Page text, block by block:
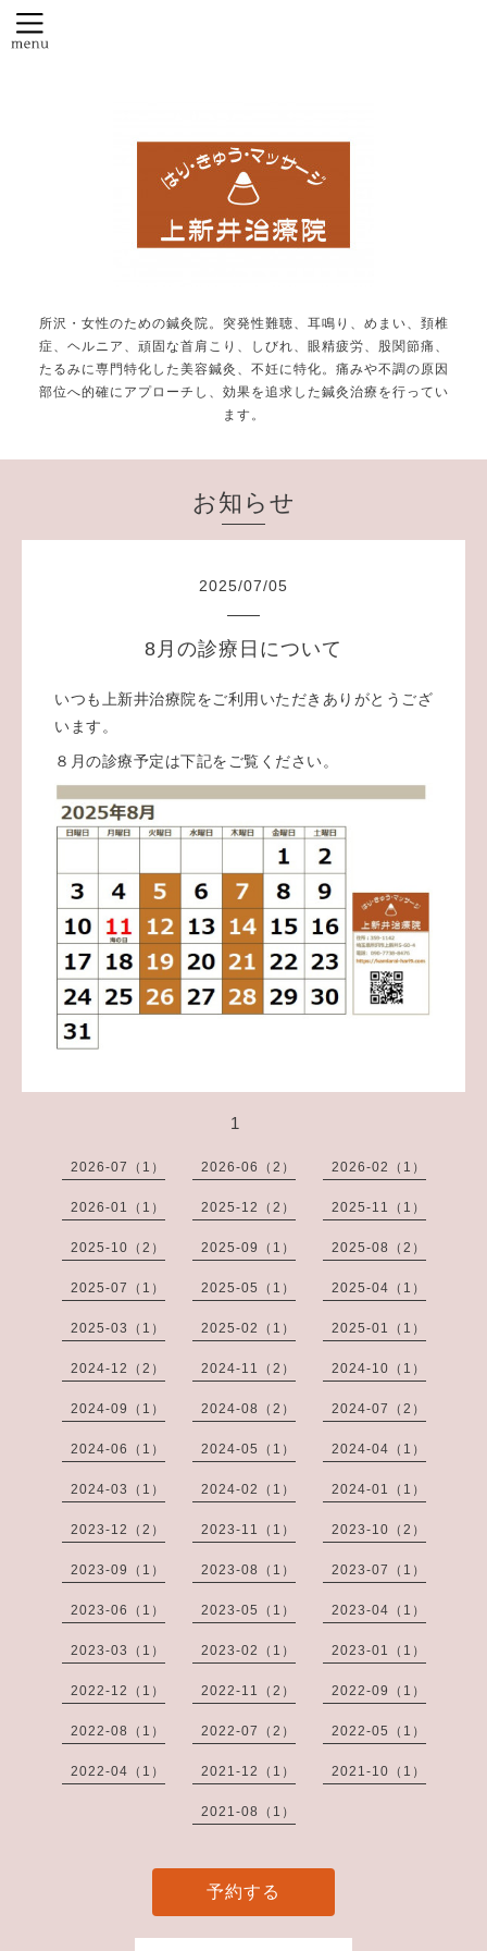
所沢・女性のための鍼灸院。突発性難聴、耳鳴り、めまい、頚椎
症、ヘルニア、頑固な首肩こり、しびれ、眼精疲労、股関節痛、
たるみに専門特化した美容鍼灸、不妊に特化。痛みや不調の原因
部位へ的確にアプローチし、効果を追求した鍼灸治療を行ってい
ます。
お知らせ
2025/07/05
8月の診療日について
いつも上新井治療院をご利用いただきありがとうござ
います。
８月の診療予定は下記をご覧ください。
1
2026-07（1） 2026-06（2） 2026-02（1）
2026-01（1） 2025-12（2） 2025-11（1）
2025-10（2） 2025-09（1） 2025-08（2）
2025-07（1） 2025-05（1） 2025-04（1）
2025-03（1） 2025-02（1） 2025-01（1）
2024-12（2） 2024-11（2） 2024-10（1）
2024-09（1） 2024-08（2） 2024-07（2）
2024-06（1） 2024-05（1） 2024-04（1）
2024-03（1） 2024-02（1） 2024-01（1）
2023-12（2） 2023-11（1） 2023-10（2）
2023-09（1） 2023-08（1） 2023-07（1）
2023-06（1） 2023-05（1） 2023-04（1）
2023-03（1） 2023-02（1） 2023-01（1）
2022-12（1） 2022-11（2） 2022-09（1）
2022-08（1） 2022-07（2） 2022-05（1）
2022-04（1） 2021-12（1） 2021-10（1）
2021-08（1）
予約する